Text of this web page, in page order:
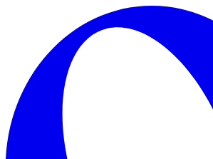
Skip to main content